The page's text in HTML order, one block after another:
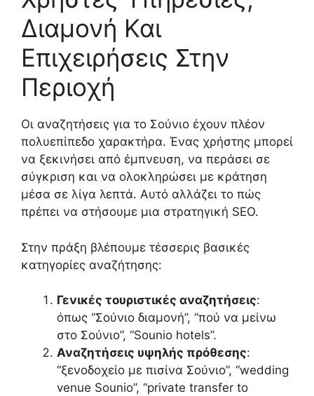
Διαμονή Και
Επιχειρήσεις Στην
Περιοχή
Οι αναζητήσεις για το Σούνιο έχουν πλέον
πολυεπίπεδο χαρακτήρα. Ένας χρήστης μπορεί
να ξεκινήσει από έμπνευση, να περάσει σε
σύγκριση και να ολοκληρώσει με κράτηση
μέσα σε λίγα λεπτά. Αυτό αλλάζει το πώς
πρέπει να στήσουμε μια στρατηγική SEO.
Στην πράξη βλέπουμε τέσσερις βασικές
κατηγορίες αναζήτησης:
Γενικές τουριστικές αναζητήσεις:
όπως “Σούνιο διαμονή”, “πού να μείνω
στο Σούνιο”, “Sounio hotels”.
Αναζητήσεις υψηλής πρόθεσης:
“ξενοδοχείο με πισίνα Σούνιο”, “wedding
venue Sounio”, “private transfer to